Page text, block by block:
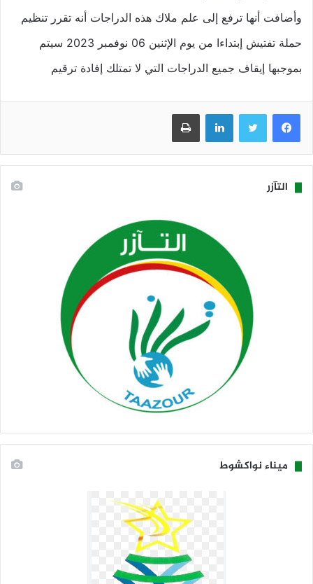
وأضافت أنها ترفع إلى علم ملاك هذه الدراجات أنه تقرر تنظيم
حملة تفتيش إبتداءا من يوم الإثنين 06 نوفمبر 2023 سيتم
بموجبها إيقاف جميع الدراجات التي لا تمتلك إفادة ترقيم
فيسبوك تويتر لينكدإن طباعة
التآزر
ميناء نواكشوط